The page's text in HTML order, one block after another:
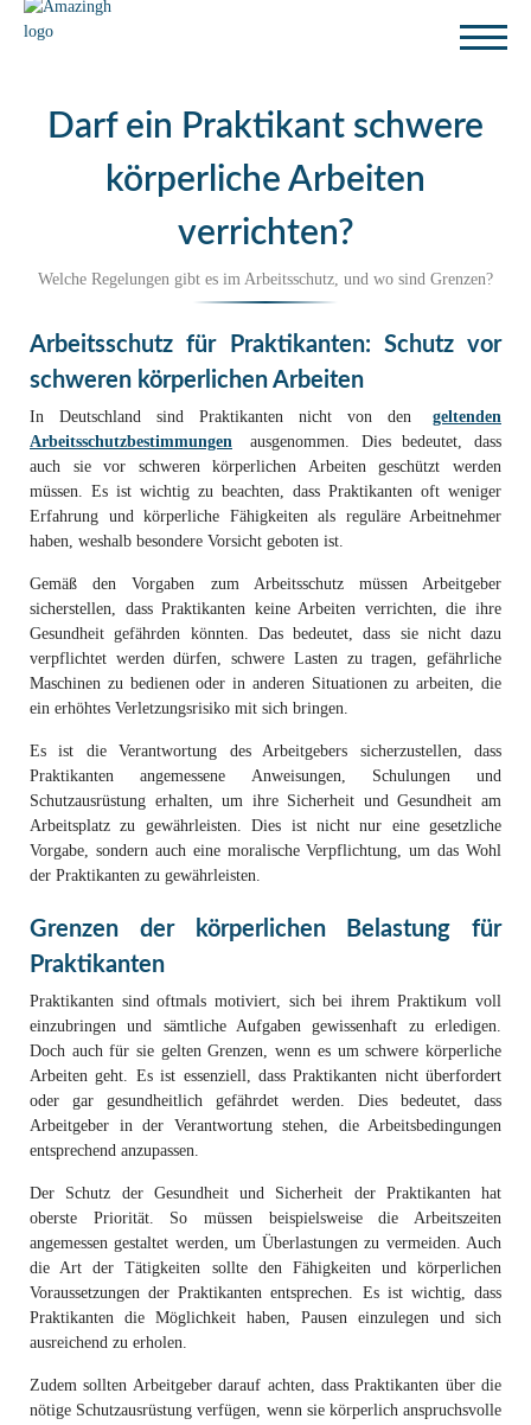
Darf ein Praktikant schwere
körperliche Arbeiten
verrichten?
Welche Regelungen gibt es im Arbeitsschutz, und wo sind Grenzen?
Arbeitsschutz für Praktikanten: Schutz vor
schweren körperlichen Arbeiten
In Deutschland sind Praktikanten nicht von den
geltenden
Arbeitsschutzbestimmungen
ausgenommen. Dies bedeutet, dass
auch sie vor schweren körperlichen Arbeiten geschützt werden
müssen. Es ist wichtig zu beachten, dass Praktikanten oft weniger
Erfahrung und körperliche Fähigkeiten als reguläre Arbeitnehmer
haben, weshalb besondere Vorsicht geboten ist.
Gemäß den Vorgaben zum Arbeitsschutz müssen Arbeitgeber
sicherstellen, dass Praktikanten keine Arbeiten verrichten, die ihre
Gesundheit gefährden könnten. Das bedeutet, dass sie nicht dazu
verpflichtet werden dürfen, schwere Lasten zu tragen, gefährliche
Maschinen zu bedienen oder in anderen Situationen zu arbeiten, die
ein erhöhtes Verletzungsrisiko mit sich bringen.
Es ist die Verantwortung des Arbeitgebers sicherzustellen, dass
Praktikanten angemessene Anweisungen, Schulungen und
Schutzausrüstung erhalten, um ihre Sicherheit und Gesundheit am
Arbeitsplatz zu gewährleisten. Dies ist nicht nur eine gesetzliche
Vorgabe, sondern auch eine moralische Verpflichtung, um das Wohl
der Praktikanten zu gewährleisten.
Grenzen der körperlichen Belastung für
Praktikanten
Praktikanten sind oftmals motiviert, sich bei ihrem Praktikum voll
einzubringen und sämtliche Aufgaben gewissenhaft zu erledigen.
Doch auch für sie gelten Grenzen, wenn es um schwere körperliche
Arbeiten geht. Es ist essenziell, dass Praktikanten nicht überfordert
oder gar gesundheitlich gefährdet werden. Dies bedeutet, dass
Arbeitgeber in der Verantwortung stehen, die Arbeitsbedingungen
entsprechend anzupassen.
Der Schutz der Gesundheit und Sicherheit der Praktikanten hat
oberste Priorität. So müssen beispielsweise die Arbeitszeiten
angemessen gestaltet werden, um Überlastungen zu vermeiden. Auch
die Art der Tätigkeiten sollte den Fähigkeiten und körperlichen
Voraussetzungen der Praktikanten entsprechen. Es ist wichtig, dass
Praktikanten die Möglichkeit haben, Pausen einzulegen und sich
ausreichend zu erholen.
Zudem sollten Arbeitgeber darauf achten, dass Praktikanten über die
nötige Schutzausrüstung verfügen, wenn sie körperlich anspruchsvolle